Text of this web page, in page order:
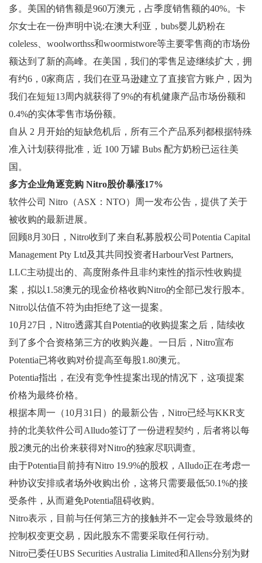
多。美国的销售额是960万澳元，占季度销售额的40%。卡
尔女士在一份声明中说:在澳大利亚，bubs婴儿奶粉在
coleless、woolworthss和woormistwore等主要零售商的市场份
额达到了新的高峰。在美国，我们的零售足迹继续扩大，拥
有约6，0家商店，我们在亚马逊建立了直接官方账户，因为
我们在短短13周内就获得了9%的有机健康产品市场份额和
0.4%的实体零售市场份额。
自从 2 月开始的短缺危机后，所有三个产品系列都根据特殊
准入计划获得批准，近 100 万罐 Bubs 配方奶粉已运往美
国。
多方企业角逐竞购 Nitro股价暴涨17%
软件公司 Nitro（ASX：NTO）周一发布公告，提供了关于
被收购的最新进展。
回顾8月30日，Nitro收到了来自私募股权公司Potentia Capital
Management Pty Ltd及其共同投资者HarbourVest Partners,
LLC主动提出的、高度附条件且非约束性的指示性收购提
案，拟以1.58澳元的现金价格收购Nitro的全部已发行股本。
Nitro以估值不符为由拒绝了这一提案。
10月27日，Nitro透露其自Potentia的收购提案之后，陆续收
到了多个合资格第三方的收购兴趣。一日后，Nitro宣布
Potentia已将收购对价提高至每股1.80澳元。
Potentia指出，在没有竞争性提案出现的情况下，这项提案
价格为最终价格。
根据本周一（10月31日）的最新公告，Nitro已经与KKR支
持的北美软件公司Alludo签订了一份进程契约，后者将以每
股2澳元的出价来获得对Nitro的独家尽职调查。
由于Potentia目前持有Nitro 19.9%的股权，Alludo正在考虑一
种协议安排或者场外收购出价，这将只需要最低50.1%的接
受条件，从而避免Potentia阻碍收购。
Nitro表示，目前与任何第三方的接触并不一定会导致最终的
控制权变更交易，因此股东不需要采取任何行动。
Nitro已委任UBS Securities Australia Limited和Allens分别为财